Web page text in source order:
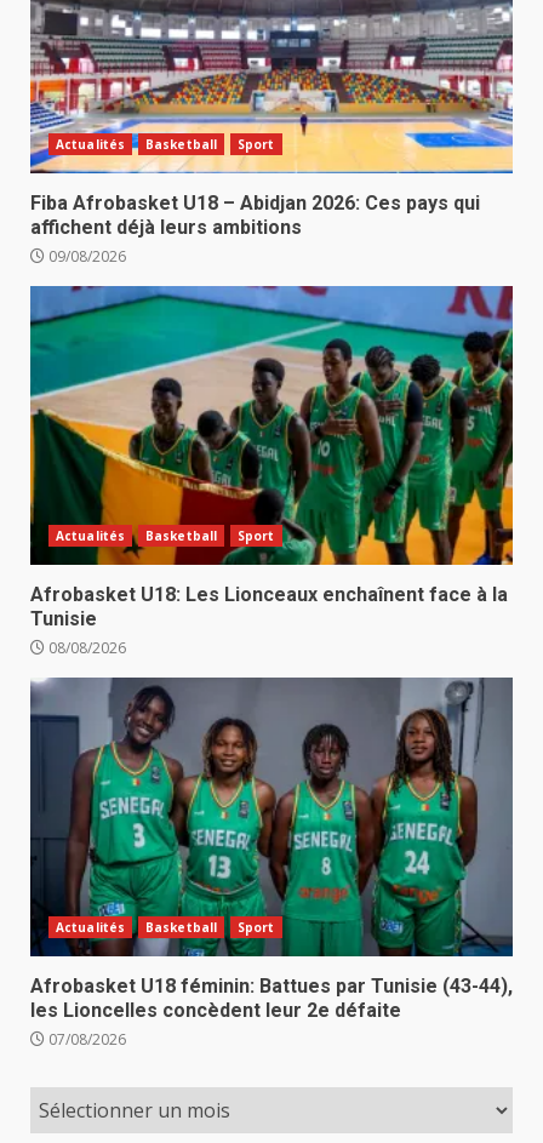
Actualités Basketball Sport
Fiba Afrobasket U18 – Abidjan 2026: Ces pays qui
affichent déjà leurs ambitions
09/08/2026
Actualités Basketball Sport
Afrobasket U18: Les Lionceaux enchaînent face à la
Tunisie
08/08/2026
Actualités Basketball Sport
Afrobasket U18 féminin: Battues par Tunisie (43-44),
les Lioncelles concèdent leur 2e défaite
07/08/2026